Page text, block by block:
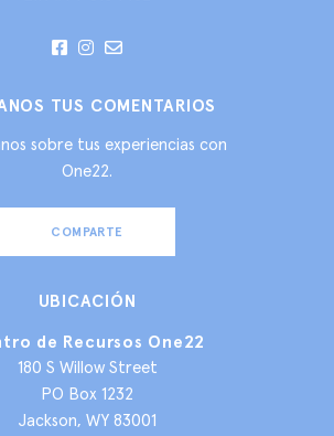
TUS COMENTARIOS
sobre tus experiencias con
One22.
COMPARTE
UBICACIÓN
de Recursos One22
180 S Willow Street
PO Box 1232
Jackson, WY 83001